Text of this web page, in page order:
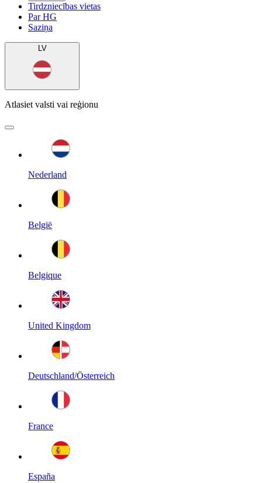
Tirdzniecības vietas
Par HG
Saziņa
LV
Atlasiet valsti vai reģionu
Nederland
België
Belgique
United Kingdom
Deutschland/Österreich
France
España